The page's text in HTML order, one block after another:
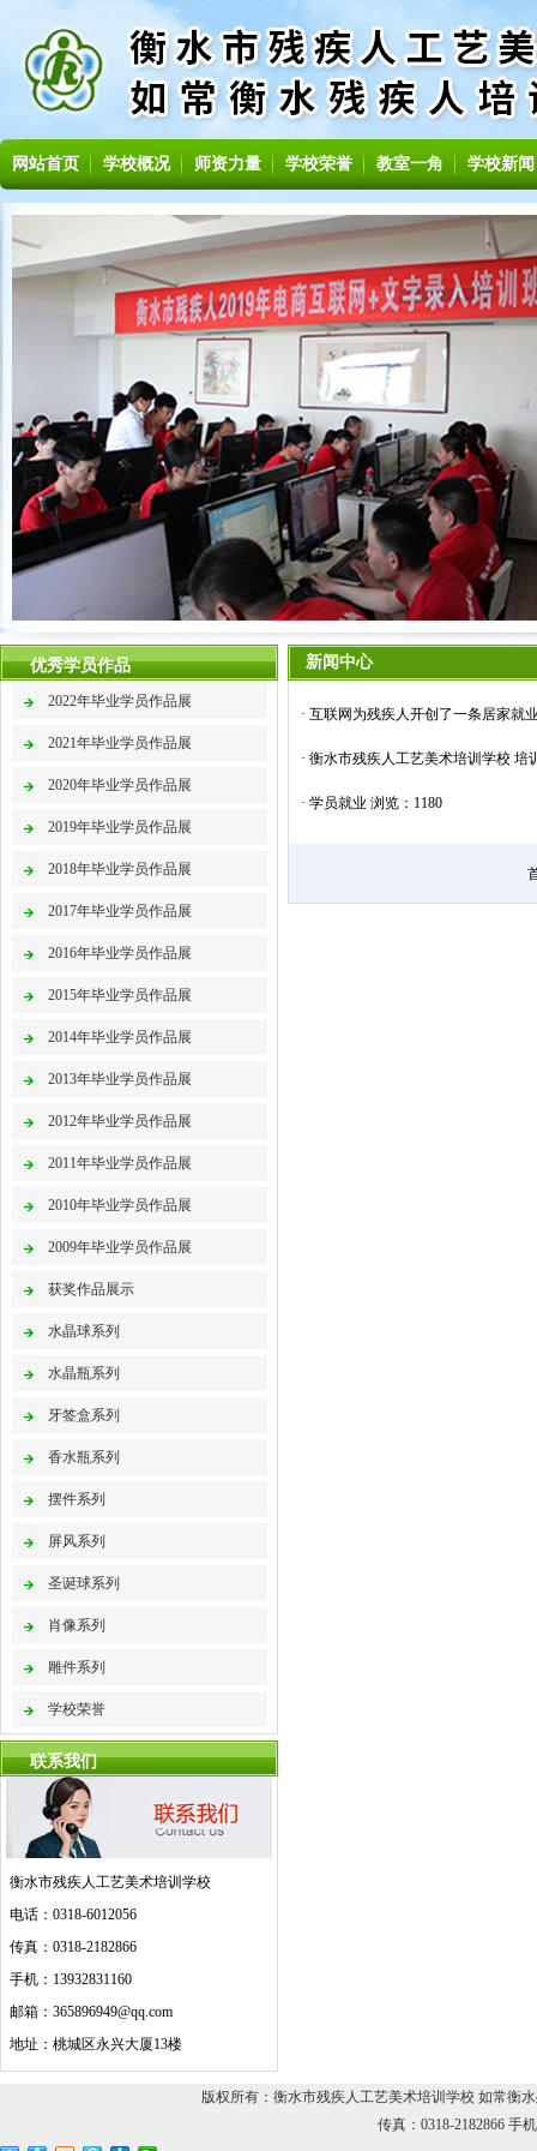
网站首页 学校概况 师资力量 学校荣誉 教室一角 学校新闻
优秀学员作品
2022年毕业学员作品展
2021年毕业学员作品展
2020年毕业学员作品展
2019年毕业学员作品展
2018年毕业学员作品展
2017年毕业学员作品展
2016年毕业学员作品展
2015年毕业学员作品展
2014年毕业学员作品展
2013年毕业学员作品展
2012年毕业学员作品展
2011年毕业学员作品展
2010年毕业学员作品展
2009年毕业学员作品展
获奖作品展示
水晶球系列
水晶瓶系列
牙签盒系列
香水瓶系列
摆件系列
屏风系列
圣诞球系列
肖像系列
雕件系列
学校荣誉
联系我们
衡水市残疾人工艺美术培训学校
电话：0318-6012056
传真：0318-2182866
手机：13932831160
邮箱：365896949@qq.com
地址：桃城区永兴大厦13楼
新闻中心
· 互联网为残疾人开创了一条居家就
· 衡水市残疾人工艺美术培训学校 培
· 学员就业 浏览：1180
版权所有：衡水市残疾人工艺美术培训学校 如常衡
传真：0318-2182866 手